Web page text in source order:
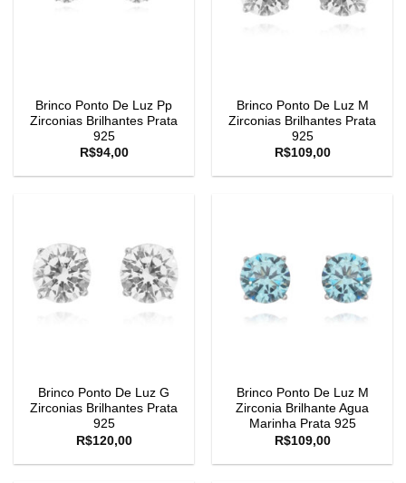
Brinco Ponto De Luz Pp
Zirconias Brilhantes Prata
925
R$94,00
Brinco Ponto De Luz M
Zirconias Brilhantes Prata
925
R$109,00
Brinco Ponto De Luz G
Zirconias Brilhantes Prata
925
R$120,00
Brinco Ponto De Luz M
Zirconia Brilhante Agua
Marinha Prata 925
R$109,00